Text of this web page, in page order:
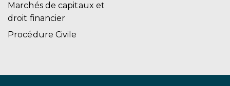
Marchés de capitaux et
droit financier
Procédure Civile